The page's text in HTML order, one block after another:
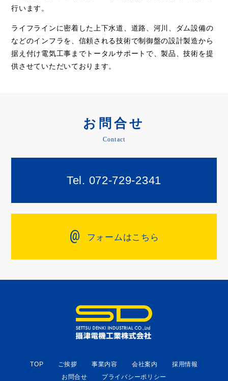
行います。
ライフラインに密着した上下水道、道路、河川、ダム設備の
などのインフラを、信頼される技術で制御盤の設計製造から
据え付け電気工事までトータルサポートで、製品、技術を提
供させていただいております。
お問合せ
Contact
Tel. 072-729-2341
@ フォームはこちら
TOP ご挨拶 事業内容 会社案内
採用情報
お問合せ
プライバシーポリシー